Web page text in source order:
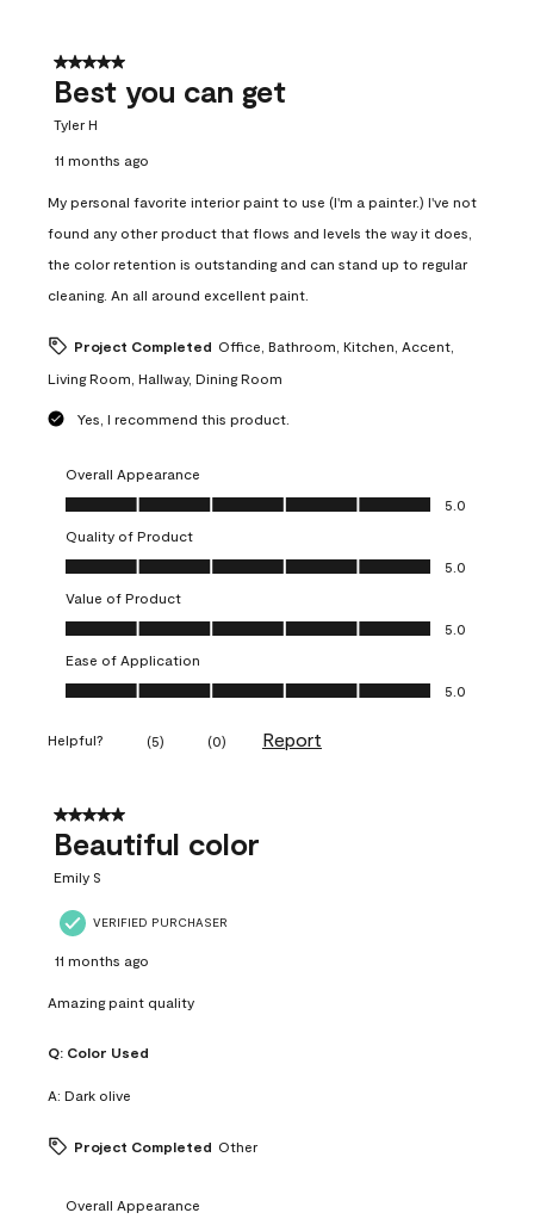
5 out of 5 stars.
Best you can get
Tyler H
11 months ago
My personal favorite interior paint to use (I'm a painter.) I've not
found any other product that flows and levels the way it does,
the color retention is outstanding and can stand up to regular
cleaning. An all around excellent paint.
Project Completed Office, Bathroom, Kitchen, Accent,
Living Room, Hallway, Dining Room
Yes, I recommend this product.
Overall Appearance
Overall Appearance, 5.0 out of 5
5.0
Quality of Product
Quality of Product, 5.0 out of 5
5.0
Value of Product
Value of Product, 5.0 out of 5
5.0
Ease of Application
Ease of Application, 5.0 out of 5
5.0
Helpful? (5) (0) Report
5 out of 5 stars.
Beautiful color
Emily S
VERIFIED PURCHASER
11 months ago
Amazing paint quality
Q: Color Used
A: Dark olive
Project Completed Other
Overall Appearance